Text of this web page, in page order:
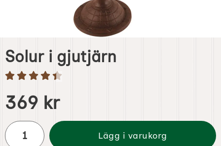
Solur i gjutjärn
Handla denna produkt Solur i gjutjärn
pris
369 kr
antal
Lägg i varukorg